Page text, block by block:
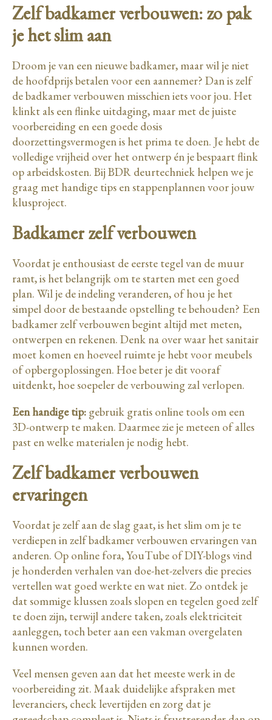
Zelf badkamer verbouwen: zo pak
je het slim aan
Droom je van een nieuwe badkamer, maar wil je niet
de hoofdprijs betalen voor een aannemer? Dan is zelf
de badkamer verbouwen misschien iets voor jou. Het
klinkt als een flinke uitdaging, maar met de juiste
voorbereiding en een goede dosis
doorzettingsvermogen is het prima te doen. Je hebt de
volledige vrijheid over het ontwerp én je bespaart flink
op arbeidskosten. Bij BDR deurtechniek helpen we je
graag met handige tips en stappenplannen voor jouw
klusproject.
Badkamer zelf verbouwen
Voordat je enthousiast de eerste tegel van de muur
ramt, is het belangrijk om te starten met een goed
plan. Wil je de indeling veranderen, of hou je het
simpel door de bestaande opstelling te behouden? Een
badkamer zelf verbouwen begint altijd met meten,
ontwerpen en rekenen. Denk na over waar het sanitair
moet komen en hoeveel ruimte je hebt voor meubels
of opbergoplossingen. Hoe beter je dit vooraf
uitdenkt, hoe soepeler de verbouwing zal verlopen.
Een handige tip: gebruik gratis online tools om een
3D-ontwerp te maken. Daarmee zie je meteen of alles
past en welke materialen je nodig hebt.
Zelf badkamer verbouwen
ervaringen
Voordat je zelf aan de slag gaat, is het slim om je te
verdiepen in zelf badkamer verbouwen ervaringen van
anderen. Op online fora, YouTube of DIY-blogs vind
je honderden verhalen van doe-het-zelvers die precies
vertellen wat goed werkte en wat niet. Zo ontdek je
dat sommige klussen zoals slopen en tegelen goed zelf
te doen zijn, terwijl andere taken, zoals elektriciteit
aanleggen, toch beter aan een vakman overgelaten
kunnen worden.
Veel mensen geven aan dat het meeste werk in de
voorbereiding zit. Maak duidelijke afspraken met
leveranciers, check levertijden en zorg dat je